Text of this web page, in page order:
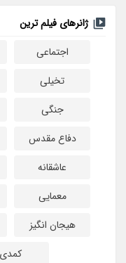
ژانرهای فیلم ترین
اجتماعی
تخیلی
جنگی
دفاع مقدس
عاشقانه
معمایی
هیجان انگیز
کمدی